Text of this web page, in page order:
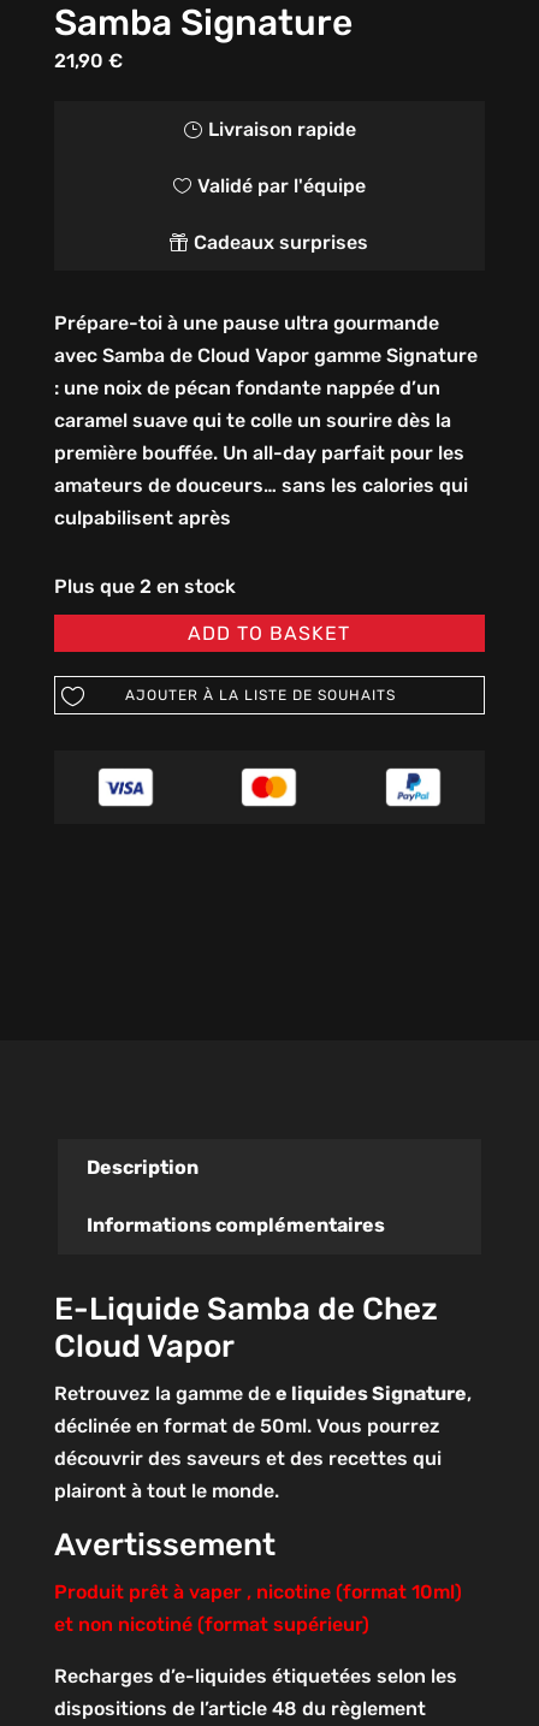
Samba Signature
21,90 €
} Livraison rapide
 Validé par l'équipe
 Cadeaux surprises
Prépare-toi à une pause ultra gourmande
avec Samba de Cloud Vapor gamme Signature
: une noix de pécan fondante nappée d’un
caramel suave qui te colle un sourire dès la
première bouffée. Un all-day parfait pour les
amateurs de douceurs… sans les calories qui
culpabilisent après
Plus que 2 en stock
ADD TO BASKET
AJOUTER À LA LISTE DE SOUHAITS
Description
Informations complémentaires
E-Liquide Samba de Chez
Cloud Vapor
Retrouvez la gamme de e liquides Signature,
déclinée en format de 50ml. Vous pourrez
découvrir des saveurs et des recettes qui
plairont à tout le monde.
Avertissement
Produit prêt à vaper , nicotine (format 10ml)
et non nicotiné (format supérieur)
Recharges d’e-liquides étiquetées selon les
dispositions de l’article 48 du règlement